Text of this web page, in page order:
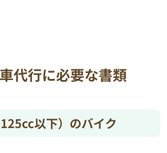
代行に必要な書類
以下）のバイク